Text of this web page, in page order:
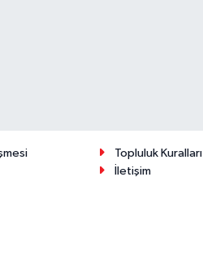
Topluluk Kuralları
İletişim